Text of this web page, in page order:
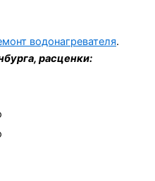
водонагревателя.
расценки: